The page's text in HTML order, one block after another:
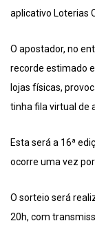
aplicativo Loterias
O apostador, no
recorde estimado
lojas físicas,
tinha fila virtual de
Esta será a 16ª
ocorre uma vez
O sorteio será
20h, com